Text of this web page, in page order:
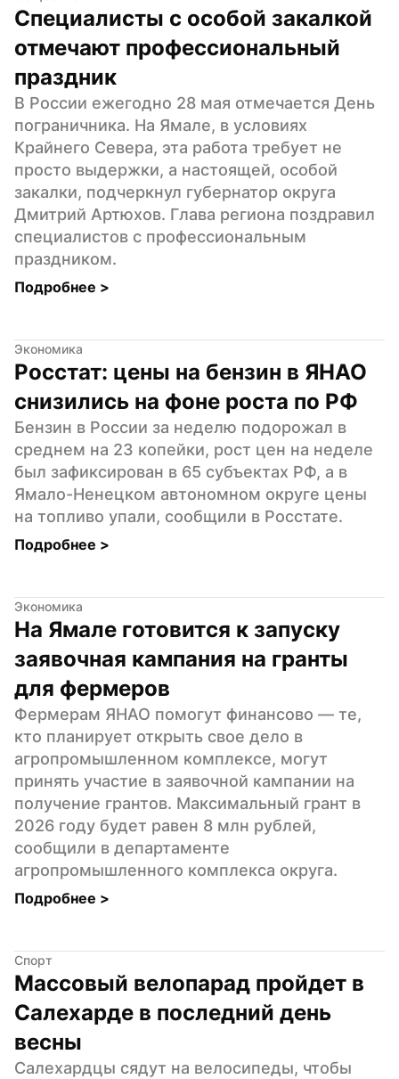
Специалисты с особой закалкой
отмечают профессиональный
праздник
В России ежегодно 28 мая отмечается День
пограничника. На Ямале, в условиях
Крайнего Севера, эта работа требует не
просто выдержки, а настоящей, особой
закалки, подчеркнул губернатор округа
Дмитрий Артюхов. Глава региона поздравил
специалистов с профессиональным
праздником.
Подробнее >
Экономика
Росстат: цены на бензин в ЯНАО
снизились на фоне роста по РФ
Бензин в России за неделю подорожал в
среднем на 23 копейки, рост цен на неделе
был зафиксирован в 65 субъектах РФ, а в
Ямало-Ненецком автономном округе цены
на топливо упали, сообщили в Росстате.
Подробнее >
Экономика
На Ямале готовится к запуску
заявочная кампания на гранты
для фермеров
Фермерам ЯНАО помогут финансово — те,
кто планирует открыть свое дело в
агропромышленном комплексе, могут
принять участие в заявочной кампании на
получение грантов. Максимальный грант в
2026 году будет равен 8 млн рублей,
сообщили в департаменте
агропромышленного комплекса округа.
Подробнее >
Спорт
Массовый велопарад пройдет в
Салехарде в последний день
весны
Салехардцы сядут на велосипеды, чтобы